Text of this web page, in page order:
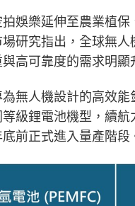
娛樂延伸至農業植保
研究指出，全球無
高可靠度的需求明顯
無人機設計的高效
級鋰電池機型，續航
前正式進入量產階段